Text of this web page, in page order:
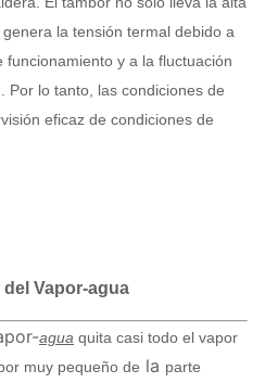
la tensión termal debido a
funcionamiento y a la fluctuación
Por lo tanto, las condiciones de
eficaz de condiciones de
Vapor-agua
agua quita casi todo el vapor
muy pequeño de la parte